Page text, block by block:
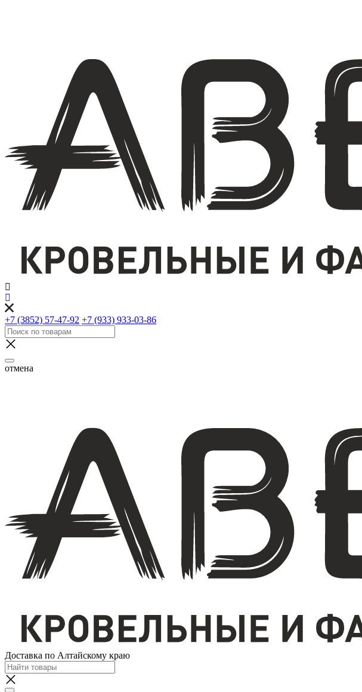
+7 (3852) 57-47-92 +7 (933) 933-03-86
отмена
Доставка по Алтайскому краю